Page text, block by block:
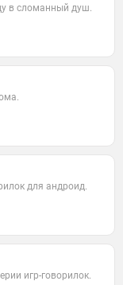
в сломанный душ.
для андроид.
игр-говорилок.